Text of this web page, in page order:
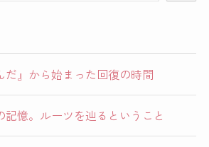
だ』から始まった回復の時間
記憶。ルーツを辿るということ